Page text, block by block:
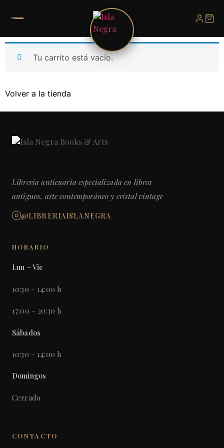
Tu carrito está vacío.
Volver a la tienda
Librería anticuaria especializada en libros
antiguos, arte contemporáneo y cristal vintage
@LIBRERIAISLANEGRA
HORARIO
Lun – Vie
10:30 – 14:00 h
17:00 – 20:30 h
Sábados
10:30 – 14:00 h
Domingos
Cerrado
CONTACTO